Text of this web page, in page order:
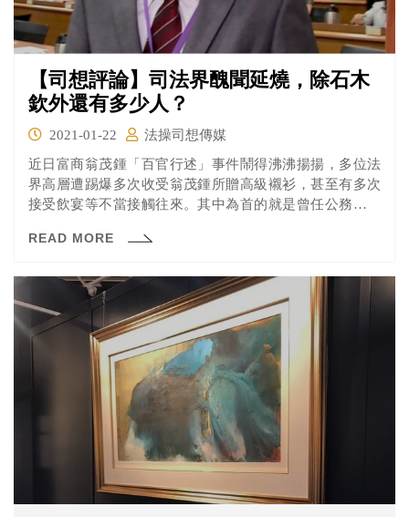
【司想評論】司法界醜聞延燒，除石木
欽外還有多少人？
2021-01-22
法操司想傳媒
近日富商翁茂鍾「百官行述」事件鬧得沸沸揚揚，多位法
界高層遭踢爆多次收受翁茂鍾所贈高級襯衫，甚至有多次
接受飲宴等不當接觸往來。其中為首的就是曾任公務員懲
木欽。
READ MORE